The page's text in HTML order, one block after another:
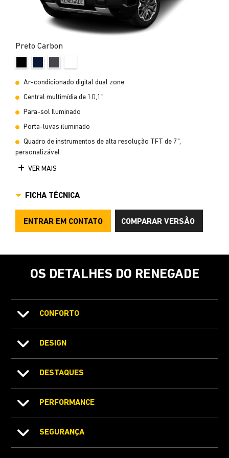
Preto Carbon
Ar-condicionado digital dual zone
Central multimídia de 10,1"
Para-sol Iluminado
Porta-luvas iluminado
Quadro de instrumentos de alta resolução TFT de 7",
personalizável
VER MAIS
FICHA TÉCNICA
ENTRAR EM CONTATO COMPARAR VERSÃO
OS DETALHES DO RENEGADE
CONFORTO
DESIGN
DESTAQUES
PERFORMANCE
SEGURANÇA